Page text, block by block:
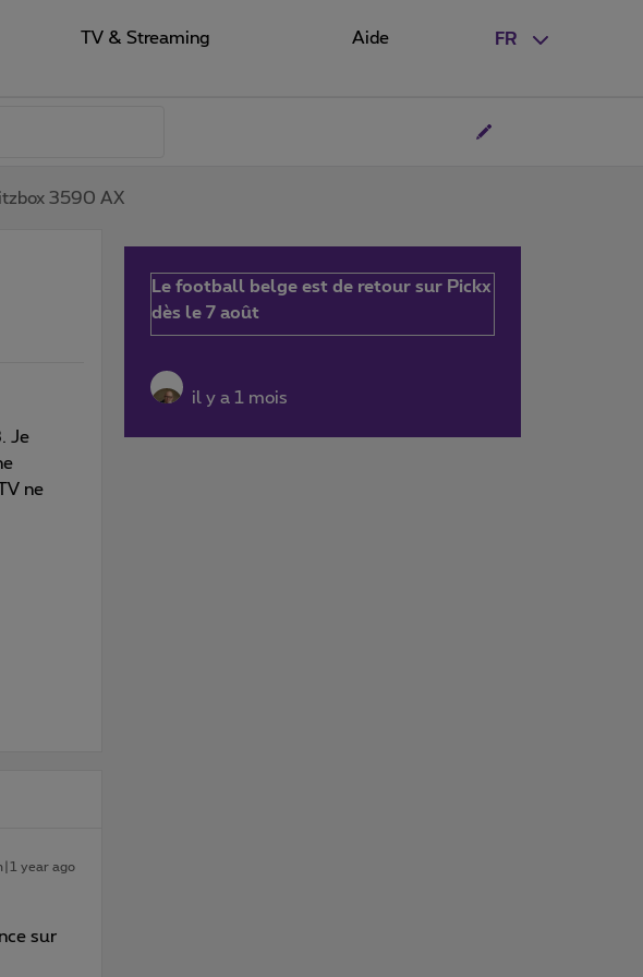
FR
TV & Streaming Aide
3590 AX
Je
ne
year ago
sur
Le football belge est de retour sur Pickx
dès le 7 août
il y a 1 mois